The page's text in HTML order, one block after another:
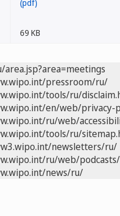
69 KB
pressroom/ru/
tools/ru/
en/web/privacy-
ru/web/
tools/ru/
newsletters/ru/
ru/web/podcasts/
news/ru/